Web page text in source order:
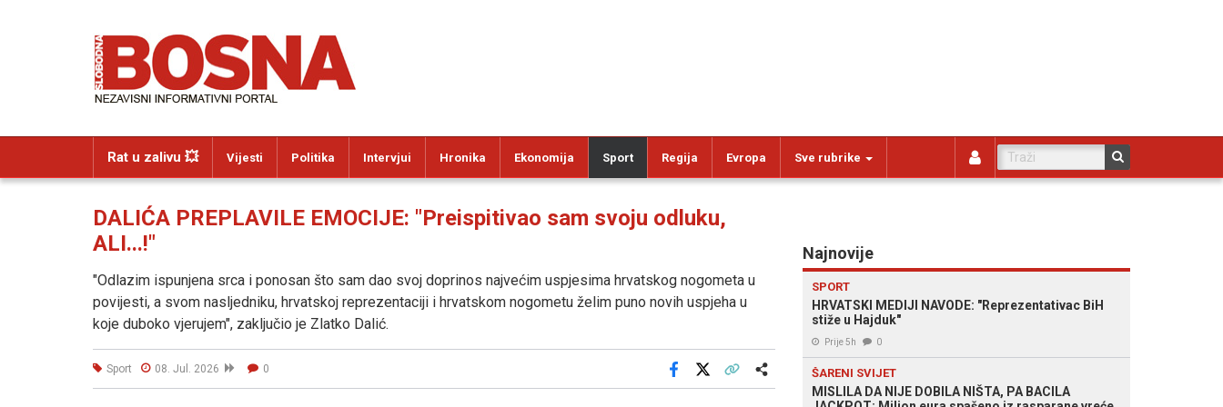
Rat u zalivu 💥 Vijesti Politika Intervjui Hronika Ekonomija Sport Regija Evropa Sve rubrike
DALIĆA PREPLAVILE EMOCIJE: "Preispitivao sam svoju odluku,
ALI...!"
"Odlazim ispunjena srca i ponosan što sam dao svoj doprinos najvećim uspjesima hrvatskog nogometa u
povijesti, a svom nasljedniku, hrvatskoj reprezentaciji i hrvatskom nogometu želim puno novih uspjeha u
koje duboko vjerujem", zaključio je Zlatko Dalić.
Sport 08. Jul. 2026 0
Facebook
Najnovije
SPORT
HRVATSKI MEDIJI NAVODE: "Reprezentativac BiH
stiže u Hajduk"
Prije 5h 0
ŠARENI SVIJET
MISLILA DA NIJE DOBILA NIŠTA, PA BACILA